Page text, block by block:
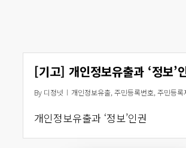
[기고] 개인정보유출과 ‘정보’
By 디정넷 개인정보유출,주민등록번호,주민등록
개인정보유출과 ‘정보’인권